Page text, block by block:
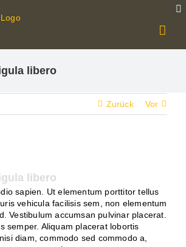
libero
Zurück Vor
libero
sapien. Ut elementum porttitor tellus
vehicula facilisis sem, non elementum
Vestibulum accumsan pulvinar placerat.
semper. Aliquam placerat lobortis
diam, commodo sed commodo a,